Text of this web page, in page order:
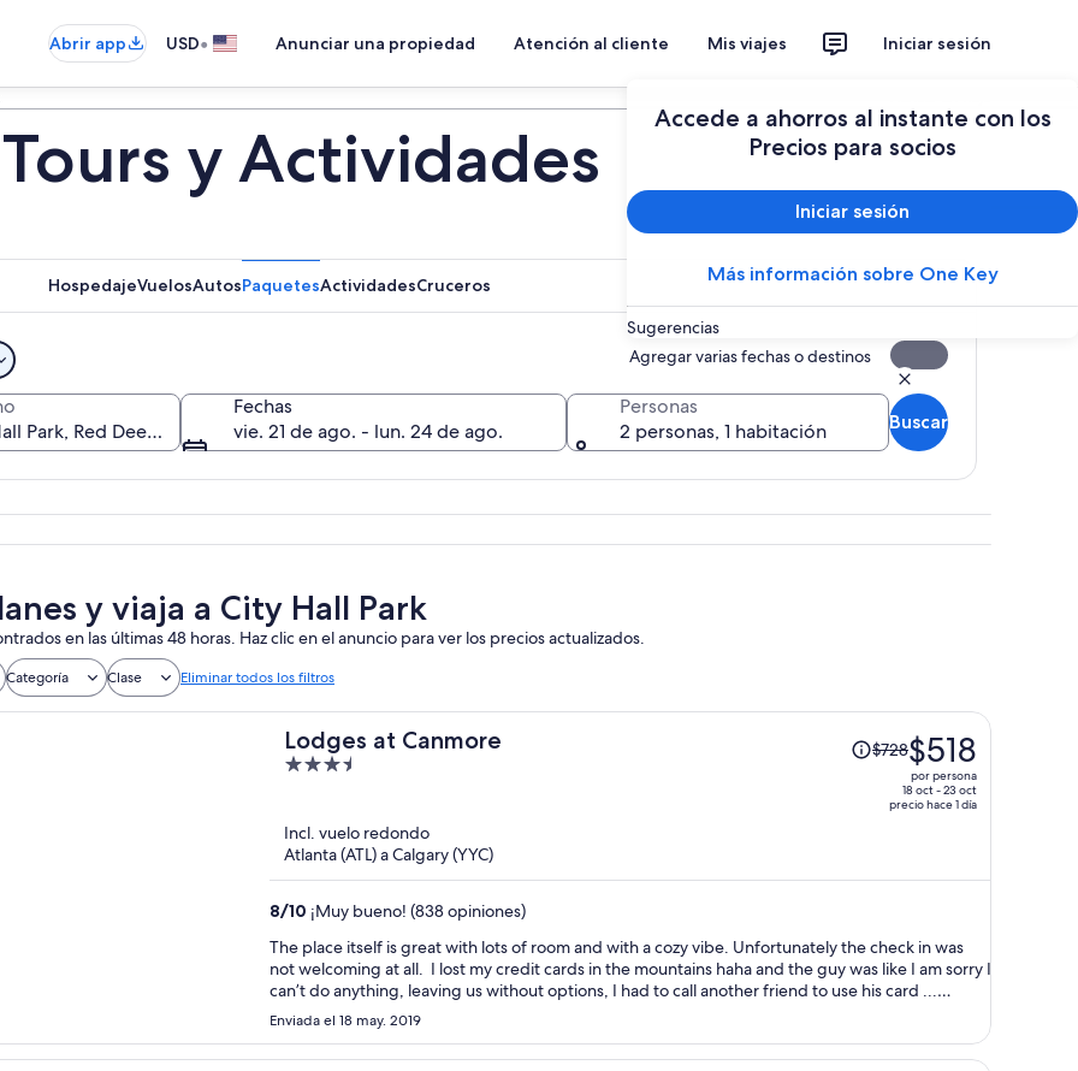
Abrir app USD• Anunciar una propiedad Atención al cliente Mis viajes Iniciar sesión
Accede a ahorros al instante con los
Precios para socios
Iniciar sesión
Más información sobre One Key
Sugerencias
y Actividades
HospedajeVuelosAutosPaquetesActividadesCruceros
Agregar varias fechas o destinos
Fechas
vie. 21 de ago. - lun. 24 de ago.
Personas
2 personas, 1 habitación
Buscar
y viaja a City Hall Park
en las últimas 48 horas. Haz clic en el anuncio para ver los precios actualizados.
Categoría Clase Eliminar todos los filtros
Lodges at Canmore
3.5
5
El
precio
ahora
de
$518
por
$728$518
por persona
18 oct - 23 oct
precio hace 1 día
Incl. vuelo redondo
Atlanta (ATL) a Calgary (YYC)
8/10 ¡Muy bueno! (838 opiniones)
The place itself is great with lots of room and with a cozy vibe. Unfortunately the check in was
not welcoming at all. I lost my credit cards in the mountains haha and the guy was like I am sorry I
can’t do anything, leaving us without options, I had to call another friend to use his card ...
Anyway we went to the room and it was pretty good but then we had to change the sheets
because the were dirty and had hair on them.
Enviada el 18 may. 2019